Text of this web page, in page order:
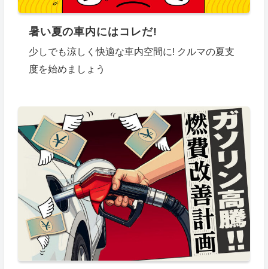
暑い夏の車内にはコレだ!
少しでも涼しく快適な車内空間に! クルマの夏支
度を始めましょう